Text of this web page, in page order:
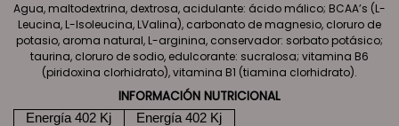
Agua, maltodextrina, dextrosa, acidulante: ácido málico; BCAA’s (L-
Leucina, L-Isoleucina, LValina), carbonato de magnesio, cloruro de
potasio, aroma natural, L-arginina, conservador: sorbato potásico;
taurina, cloruro de sodio, edulcorante: sucralosa; vitamina B6
(piridoxina clorhidrato), vitamina B1 (tiamina clorhidrato).
INFORMACIÓN NUTRICIONAL
Energía 402 Kj
Energía 402 Kj